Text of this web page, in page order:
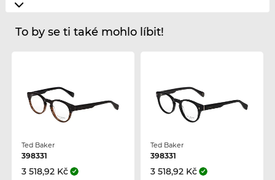
To by se ti také mohlo líbit!
Ted Baker
398331
3 518,92 Kč
Ted Baker
398331
3 518,92 Kč